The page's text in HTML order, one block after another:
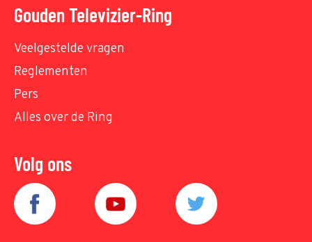
Gouden Televizier-Ring
Veelgestelde vragen
Reglementen
Pers
Alles over de Ring
Volg ons